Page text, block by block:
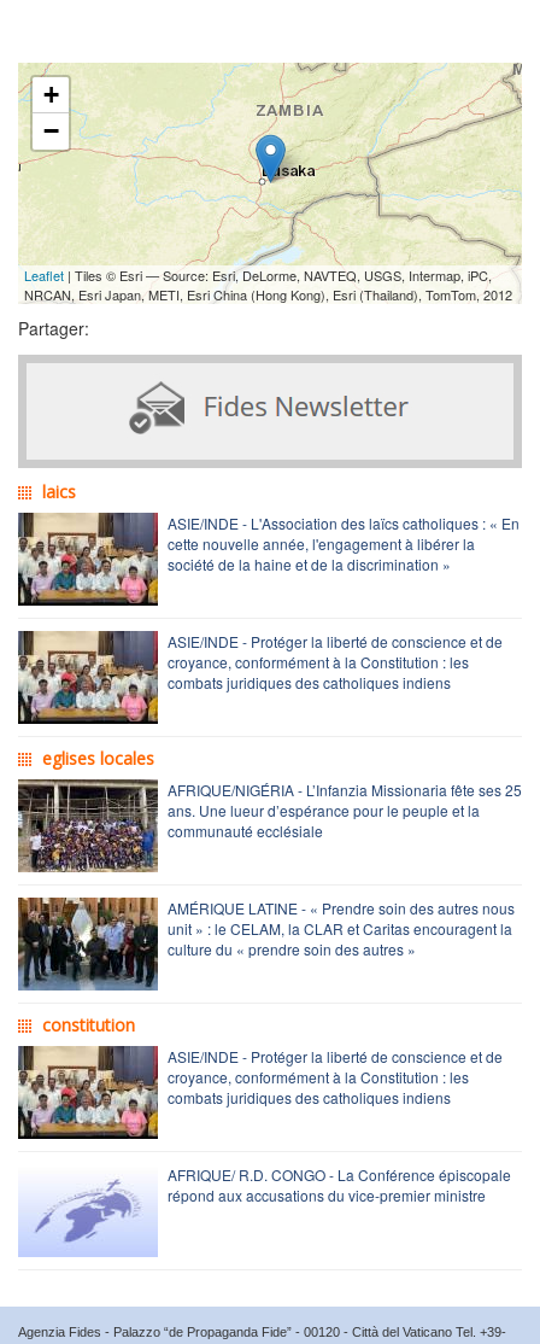
+
−
Leaflet | Tiles © Esri — Source: Esri, DeLorme, NAVTEQ, USGS, Intermap, iPC,
NRCAN, Esri Japan, METI, Esri China (Hong Kong), Esri (Thailand), TomTom, 2012
Partager:
laics
ASIE/INDE - L'Association des laïcs catholiques : « En
cette nouvelle année, l'engagement à libérer la
société de la haine et de la discrimination »
ASIE/INDE - Protéger la liberté de conscience et de
croyance, conformément à la Constitution : les
combats juridiques des catholiques indiens
eglises locales
AFRIQUE/NIGÉRIA - L’Infanzia Missionaria fête ses 25
ans. Une lueur d’espérance pour le peuple et la
communauté ecclésiale
AMÉRIQUE LATINE - « Prendre soin des autres nous
unit » : le CELAM, la CLAR et Caritas encouragent la
culture du « prendre soin des autres »
constitution
ASIE/INDE - Protéger la liberté de conscience et de
croyance, conformément à la Constitution : les
combats juridiques des catholiques indiens
AFRIQUE/ R.D. CONGO - La Conférence épiscopale
répond aux accusations du vice-premier ministre
Agenzia Fides - Palazzo “de Propaganda Fide” - 00120 - Città del Vaticano Tel. +39-